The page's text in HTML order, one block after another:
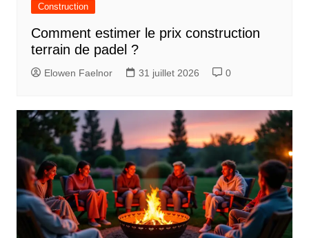
Construction
Comment estimer le prix construction
terrain de padel ?
Elowen Faelnor 31 juillet 2026 0